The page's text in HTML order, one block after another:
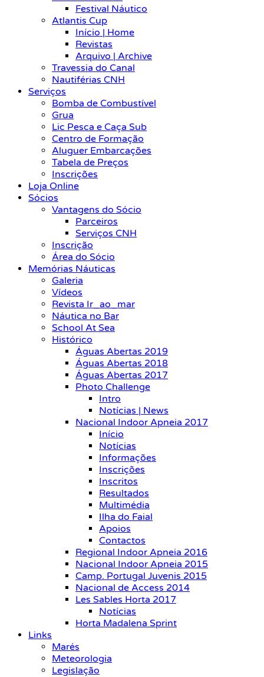
Festival Náutico
Atlantis Cup
Início | Home
Revistas
Arquivo | Archive
Travessia do Canal
Nautiférias CNH
Serviços
Bomba de Combustível
Grua
Lic Pesca e Caça Sub
Centro de Formação
Aluguer Embarcações
Tabela de Preços
Inscrições
Loja Online
Sócios
Vantagens do Sócio
Parceiros
Serviços CNH
Inscrição
Área do Sócio
Memórias Náuticas
Galeria
Vídeos
Revista Ir_ao_mar
Náutica no Bar
School At Sea
Histórico
Águas Abertas 2019
Águas Abertas 2018
Águas Abertas 2017
Photo Challenge
Intro
Notícias | News
Nacional Indoor Apneia 2017
Início
Notícias
Informações
Inscrições
Inscritos
Resultados
Multimédia
Ilha do Faial
Apoios
Contactos
Regional Indoor Apneia 2016
Nacional Indoor Apneia 2015
Camp. Portugal Juvenis 2015
Nacional de Access 2014
Les Sables Horta 2017
Notícias
Horta Madalena Sprint
Links
Marés
Meteorologia
Legislação